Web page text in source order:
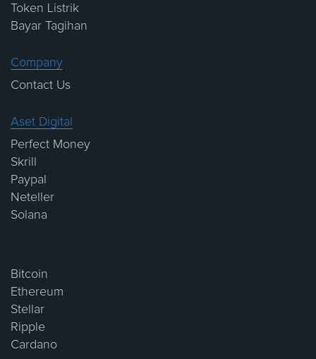
Token Listrik
Bayar Tagihan
Company
Contact Us
Aset Digital
Perfect Money
Skrill
Paypal
Neteller
Solana
Bitcoin
Ethereum
Stellar
Ripple
Cardano